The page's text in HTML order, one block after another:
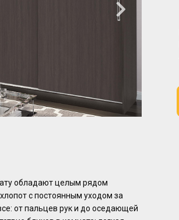
обладают целым рядом
с постоянным уходом за
от пальцев рук и до оседающей